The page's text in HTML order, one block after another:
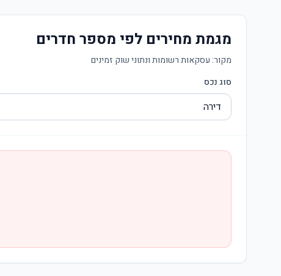
מגמת מחירים לפי מספר חדרים
מקור: עסקאות רשומות ונתוני שוק זמינים
סוג נכס